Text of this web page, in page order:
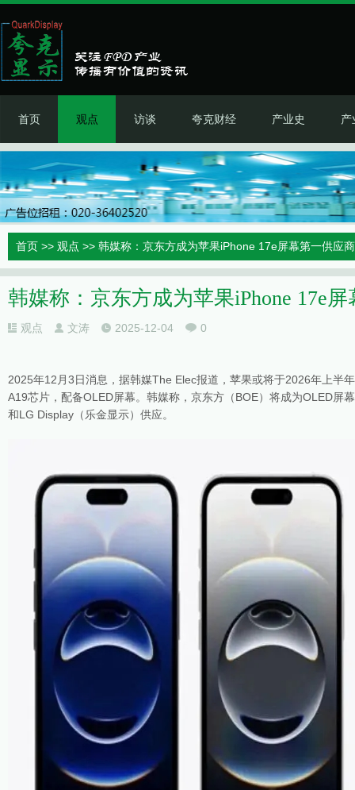
首页 观点 访谈 夸克财经 产业史 产
首页 >> 观点 >> 韩媒称：京东方成为苹果iPhone 17e屏幕第一供应商
韩媒称：京东方成为苹果iPhone 17e
观点 文涛 2025-12-04 0
2025年12月3日消息，据韩媒The Elec报道，苹果或将于2026年上半
A19芯片，配备OLED屏幕。韩媒称，京东方（BOE）将成为OLED屏
和LG Display（乐金显示）供应。